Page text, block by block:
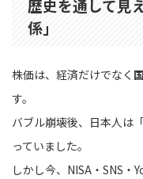
歴史を通して見
係」
株価は、経済だけでなく
す。
バブル崩壊後、日本人は
っていました。
しかし今、NISA・SNS